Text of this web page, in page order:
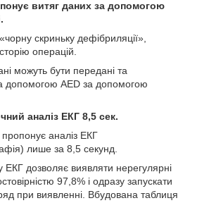
витяг даних за допомогою
скриньку дефібриляції»,
операцій.
можуть бути передані та
допомогою AED за допомогою
аналіз ЕКГ 8,5 сек.
аналіз ЕКГ
лише за 8,5 секунд.
ЕКГ дозволяє виявляти нерегулярні
97,8% і одразу запускати
при виявленні. Вбудована таблиця